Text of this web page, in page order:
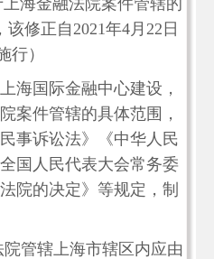
上海金融法院案件管辖的
修正自2021年4月22日
行）
国际金融中心建设，
案件管辖的具体范围，
事诉讼法》《中华人民
国人民代表大会常务委
院的决定》等规定，制
管辖上海市辖区内应由